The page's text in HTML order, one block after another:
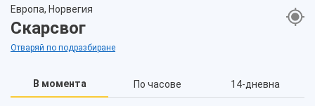
Европа, Норвегия
Скарсвог
Отваряй по подразбиране
В момента По часове 14-дневна